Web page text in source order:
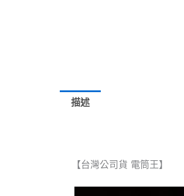
描述
【台灣公司貨 電筒王】